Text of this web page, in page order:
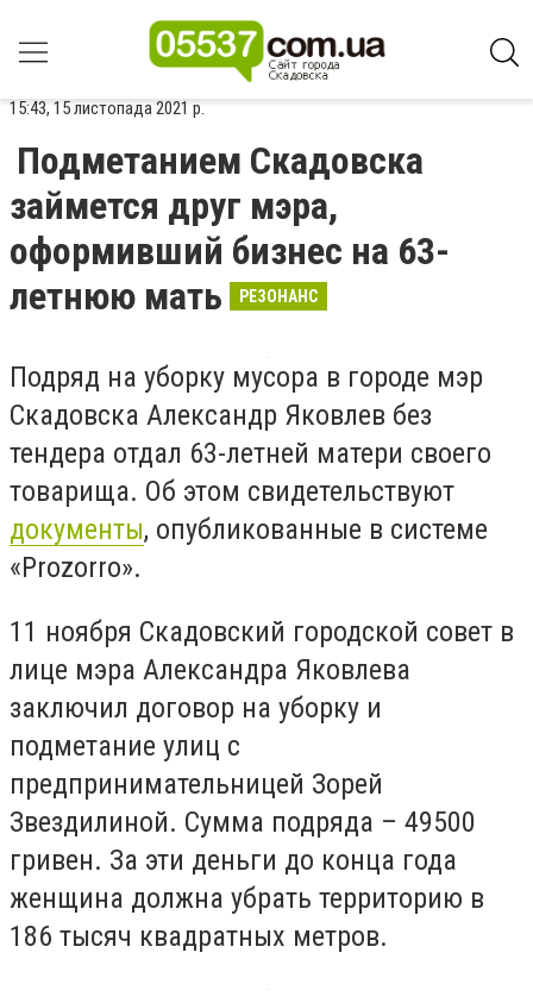
15:43, 15 листопада 2021 р.
Подметанием Скадовска
займется друг мэра,
оформивший бизнес на 63-
летнюю мать
РЕЗОНАНС
Подряд на уборку мусора в городе мэр
Скадовска Александр Яковлев без
тендера отдал 63-летней матери своего
товарища. Об этом свидетельствуют
документы, опубликованные в системе
«Prozorro».
11 ноября Скадовский городской совет в
лице мэра Александра Яковлева
заключил договор на уборку и
подметание улиц с
предпринимательницей Зорей
Звездилиной. Сумма подряда – 49500
гривен. За эти деньги до конца года
женщина должна убрать территорию в
186 тысяч квадратных метров.